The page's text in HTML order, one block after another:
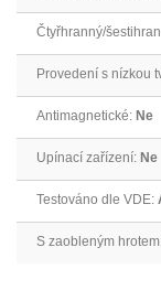
Čtyřhranný/
Provedení s nízkou
Antimagnetické: Ne
Upínací zařízení: Ne
Testováno dle VDE:
S zaobleným